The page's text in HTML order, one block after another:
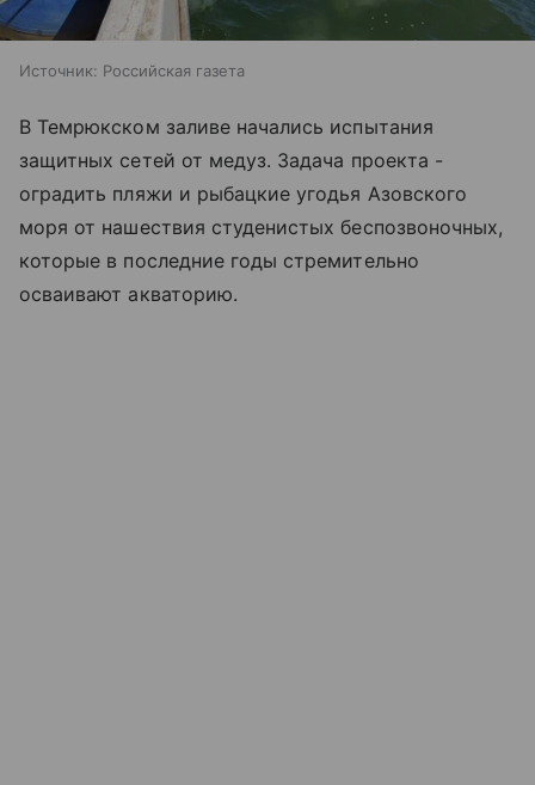
Источник: Российская газета
В Темрюкском заливе начались испытания
защитных сетей от медуз. Задача проекта -
оградить пляжи и рыбацкие угодья Азовского
моря от нашествия студенистых беспозвоночных,
которые в последние годы стремительно
осваивают акваторию.